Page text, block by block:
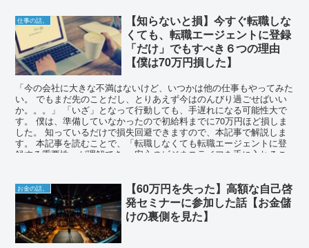
仕事の話。
【知らないと損】今すぐ転職しな
くても、転職エージェントに登録
「だけ」でもすべき６つの理由
【僕は70万円損した】
「今の会社に大きな不満はないけど、いつかは他の仕事もやってみた
い。 でもまだ先のことだし、とりあえず今はのんびり過ごせばいい
か。。。」 「いざ」となって行動しても、手遅れになる可能性大で
す。 僕は、準備していなかったので初給料までに70万円ほど損しま
した。 知っているだけで損失回避できますので、本記事で解説しま
す。 本記事を読むことで、「転職しなくても転職エージェントに登
録する重要性」が理解でき、 安心のビジネスライフを手に入れるこ
お金の話。
【60万円を失った】高額な自己啓
発セミナーに参加した話【お金儲
けの裏側を見た】